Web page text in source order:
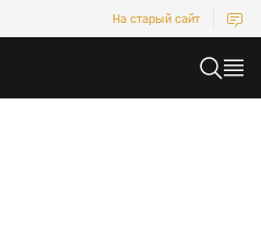
На старый сайт